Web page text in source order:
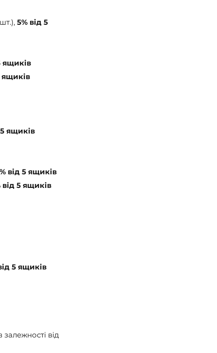
5% від 5
ящиків
ящиків
5 ящиків
від 5 ящиків
від 5 ящиків
5 ящиків
залежності від